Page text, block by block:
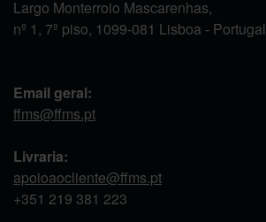
Largo Monterroio Mascarenhas,
nº 1, 7º piso, 1099-081 Lisboa - Portugal
Email geral:
ffms@ffms.pt
Livraria:
apoioaocliente@ffms.pt
+351 219 381 223